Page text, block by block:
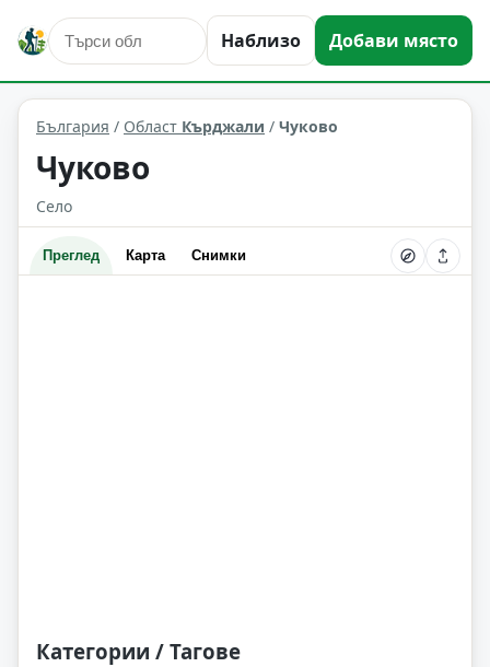
Наблизо Добави място
Чуково Област: Кърджали
България / Област Кърджали / Чуково
Чуково
Село
Преглед Карта Снимки
Категории / Тагове